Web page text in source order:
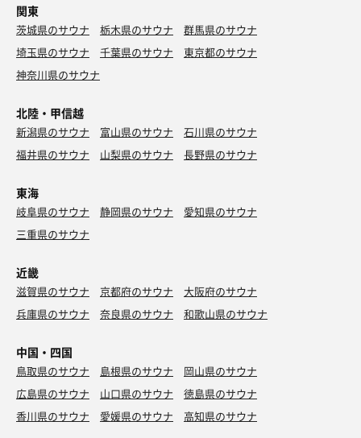
関東
茨城県のサウナ 栃木県のサウナ
群馬県のサウナ
埼玉県のサウナ
千葉県のサウナ
東京都のサウナ
神奈川県のサウナ
北陸・甲信越
新潟県のサウナ 富山県のサウナ
石川県のサウナ
福井県のサウナ
山梨県のサウナ 長野県のサウナ
東海
岐阜県のサウナ 静岡県のサウナ
愛知県のサウナ
三重県のサウナ
近畿
滋賀県のサウナ 京都府のサウナ
大阪府のサウナ
兵庫県のサウナ
奈良県のサウナ 和歌山県のサウナ
中国・四国
鳥取県のサウナ 島根県のサウナ
岡山県のサウナ
広島県のサウナ
山口県のサウナ
徳島県のサウナ
香川県のサウナ
愛媛県のサウナ 高知県のサウナ